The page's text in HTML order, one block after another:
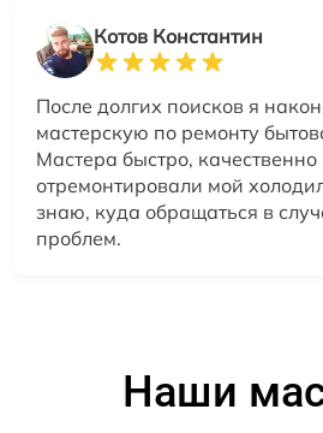
Котов Константин
После долгих поисков я
мастерскую по ремонту
Мастера быстро,
отремонтировали мой
знаю, куда обращаться в
проблем.
Наши